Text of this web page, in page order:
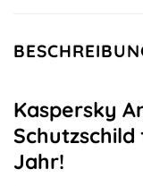
Kaspersky
Jahr!